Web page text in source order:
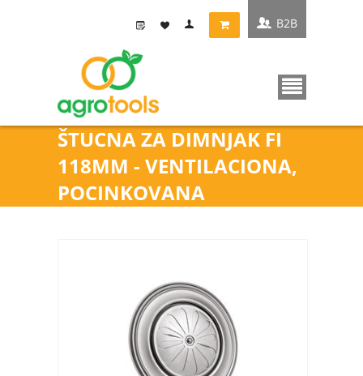
ŠTUCNA ZA DIMNJAK FI
118MM - VENTILACIONA,
POCINKOVANA
B2B